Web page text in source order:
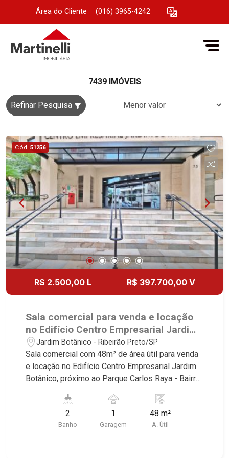
Área do Cliente (016) 3965-4242
7439 IMÓVEIS
Refinar Pesquisa
Cód. 51256
R$ 2.500,00 L R$ 397.700,00 V
Sala comercial para venda e locação
no Edifício Centro Empresarial Jardim
Botânico, próximo ao Parque Carlos
Raya - Ribeirão Preto/SP.
Jardim Botânico - Ribeirão Preto/SP
Sala comercial com 48m² de área útil para venda
e locação no Edifício Centro Empresarial Jardim
Botânico, próximo ao Parque Carlos Raya - Bairro
características deste imóvel que a Martinelli
Imobiliária selecionou para você: - 48m² de área
útil - 2 WCs masculino e feminino - Copa - 1 vaga
2
Banho
1
Garagem
48 m²
A. Útil